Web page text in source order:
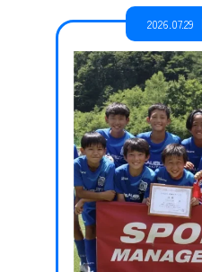
2026.07.29